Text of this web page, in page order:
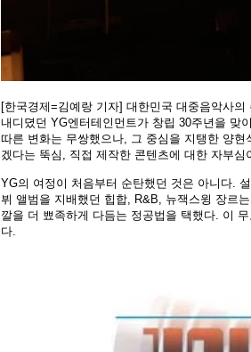
[한국경제=김예랑 기자] 대한민국 대중음악사
내디뎠던 YG엔터테인먼트가 창립 30주년을 맞
따른 변화는 무쌍했으나, 그 중심을 지탱한 양
겠다는 뚝심, 직접 제작한 콘텐츠에 대한 자부
YG의 여정이 처음부터 순탄했던 것은 아니다.
뷔 앨범을 지배했던 힙합, R&B, 뉴잭스윙 장르
깔을 더 뾰족하게 다듬는 정공법을 택했다. 이
다.